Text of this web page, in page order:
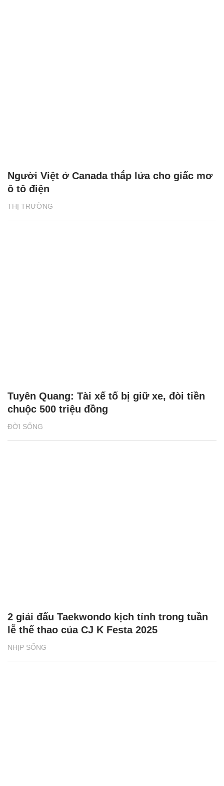
THỊ TRƯỜNG
Người Việt ở Canada thắp lửa cho giấc mơ
ô tô điện
ĐỜI SỐNG
Tuyên Quang: Tài xế tố bị giữ xe, đòi tiền
chuộc 500 triệu đồng
NHỊP SỐNG
2 giải đấu Taekwondo kịch tính trong tuần
lễ thể thao của CJ K Festa 2025